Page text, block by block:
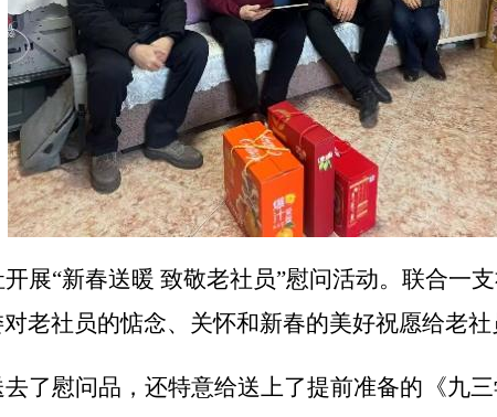
开展“新春送暖 致敬老社员”慰问活动。联合一
老社员的惦念、关怀和新春的美好祝愿给老社
去了慰问品 ，还特意给送上了提前准备的《九